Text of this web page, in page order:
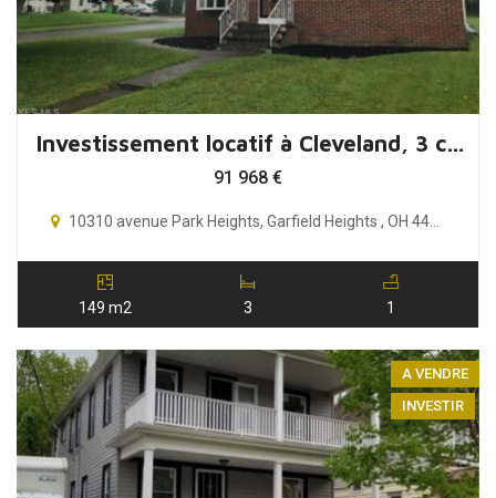
Investissement locatif à Cleveland, 3 chambres, Ohio, USA
91 968 €
10310 avenue Park Heights, Garfield Heights , OH 44125
149 m2 3 1
A VENDRE
INVESTIR